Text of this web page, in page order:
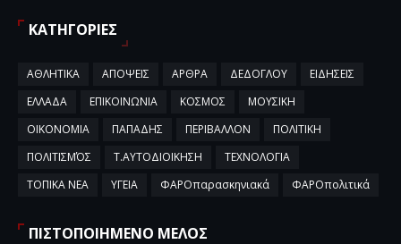
ΚΑΤΗΓΟΡΙΕΣ
ΑΘΛΗΤΙΚΑ ΑΠΟΨΕΙΣ ΑΡΘΡΑ ΔΕΔΟΓΛΟΥ
ΕΙΔΗΣΕΙΣ
ΕΛΛΑΔΑ
ΕΠΙΚΟΙΝΩΝΙΑ ΚΟΣΜΟΣ
ΜΟΥΣΙΚΗ
ΟΙΚΟΝΟΜΙΑ
ΠΑΠΑΔΗΣ ΠΕΡΙΒΑΛΛΟΝ
ΠΟΛΙΤΙΚΗ
ΠΟΛΙΤΙΣΜΌΣ
Τ.ΑΥΤΟΔΙΟΙΚΗΣΗ
ΤΕΧΝΟΛΟΓΙΑ
ΤΟΠΙΚΑ ΝΕΑ
ΥΓΕΙΑ ΦΑΡΟπαρασκηνιακά ΦΑΡΟπολιτικά
ΠΙΣΤΟΠΟΙΗΜΕΝΟ ΜΕΛΟΣ